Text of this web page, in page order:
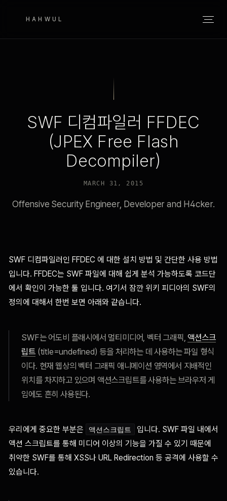
HAHWUL
SWF 디컴파일러 FFDEC
(JPEX Free Flash
Decompiler)
MARCH 31, 2015
Offensive Security Engineer, Developer and H4cker.
SWF 디컴파일러인 FFDEC 에 대한 설치 방법 및 간단한 사용 방법
입니다. FFDEC는 SWF 파일에 대해 쉽게 분석 가능하도록 코드단
에서 확인이 가능한 툴 입니다. 여기서 잠깐 위키 피디아의 SWF의
정의에 대해서 한번 보면 아래와 같습니다.
SWF는 어도비 플래시에서 멀티미디어, 벡터 그래픽,액션스크
립트 (title=undefined) 등을 처리하는 데 사용하는 파일 형식
이다. 현재 웹상의 벡터 그래픽 애니메이션 영역에서 지배적인
위치를 차지하고 있으며 액션스크립트를 사용하는 브라우저 게
임에도 흔히 사용된다.
우리에게 중요한 부분은 액션스크립트
입니다. SWF 파일 내에서
액션 스크립트를 통해 미디어 이상의 기능을 가질 수 있기 때문에
취약한 SWF를 통해 XSS나 URL Redirection 등 공격에 사용할 수
있습니다.